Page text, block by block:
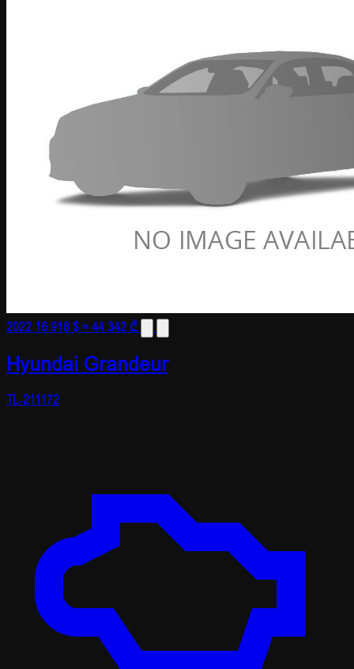
2022 16 918 $≈ 44 342 ₾
Hyundai Grandeur
TL-211172